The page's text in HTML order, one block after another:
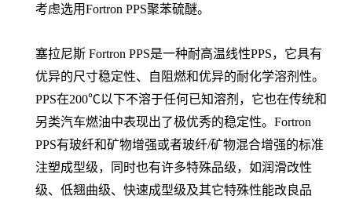
考虑选用Fortron PPS聚苯硫醚。
塞拉尼斯 Fortron PPS是一种耐高温线性PPS，它具有
优异的尺寸稳定性、自阻燃和优异的耐化学溶剂性。
PPS在200℃以下不溶于任何已知溶剂，它也在传统和
另类汽车燃油中表现出了极优秀的稳定性。Fortron
PPS有玻纤和矿物增强或者玻纤/矿物混合增强的标准
注塑成型级，同时也有许多特殊品级，如润滑改性
级、低翘曲级、快速成型级及其它特殊性能改良品